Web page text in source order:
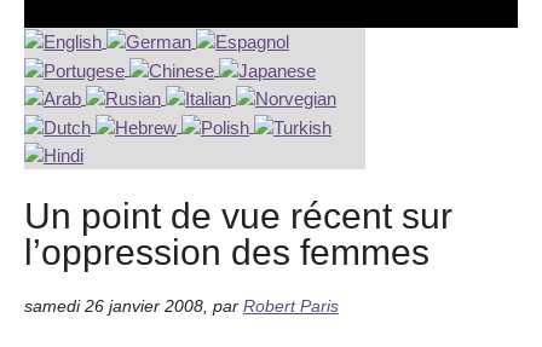
Un point de vue récent sur
l’oppression des femmes
samedi 26 janvier 2008 par Robert Paris